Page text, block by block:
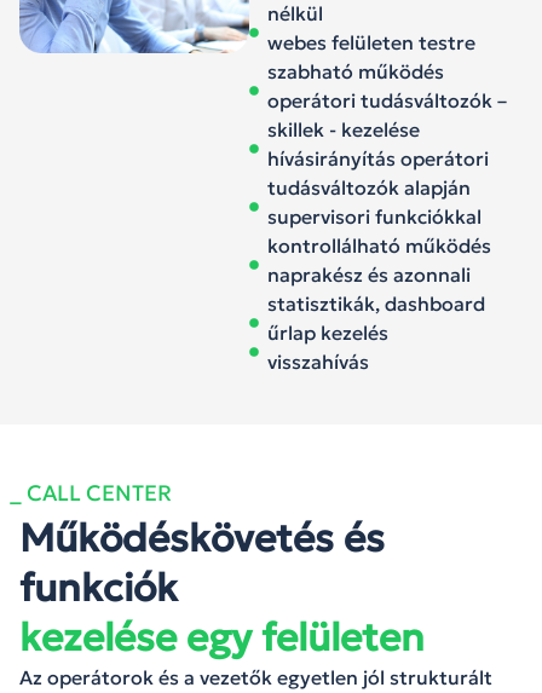
nélkül
webes felületen testre
szabható működés
operátori tudásváltozók –
skillek - kezelése
hívásirányítás operátori
tudásváltozók alapján
supervisori funkciókkal
kontrollálható működés
naprakész és azonnali
statisztikák, dashboard
űrlap kezelés
visszahívás
_ CALL CENTER
Működéskövetés és
funkciók
kezelése egy felületen
Az operátorok és a vezetők egyetlen jól strukturált